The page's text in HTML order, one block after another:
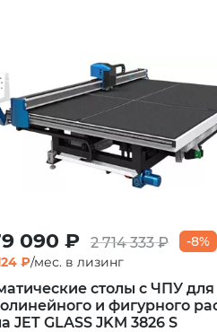
090 ₽ 2 714 333 ₽
-8%
₽/мес. в лизинг
столы с ЧПУ для
и фигурного
JET GLASS JKM 3826 S